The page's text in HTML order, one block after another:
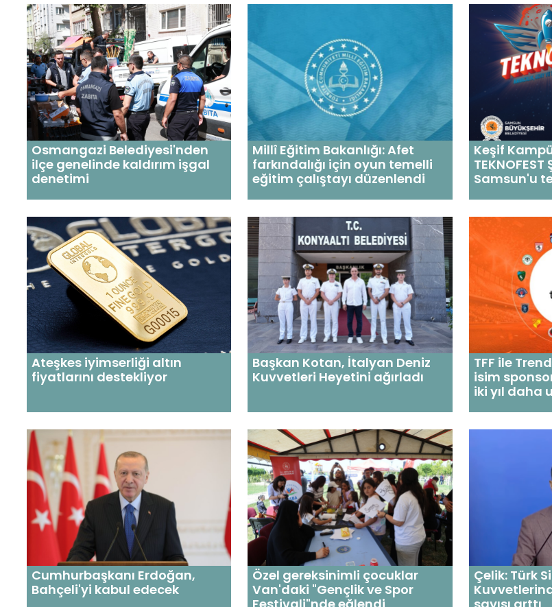
Osmangazi Belediyesi'nden
ilçe genelinde kaldırım işgal
denetimi
Millî Eğitim Bakanlığı: Afet
farkındalığı için oyun temelli
eğitim çalıştayı düzenlendi
Keşif
Samsun'u
Ateşkes iyimserliği altın
fiyatlarını destekliyor
Başkan Kotan, İtalyan Deniz
Kuvvetleri Heyetini ağırladı
TFF ile
isim
iki yıl daha
Cumhurbaşkanı Erdoğan,
Bahçeli'yi kabul edecek
Özel gereksinimli çocuklar
Van'daki "Gençlik ve Spor
Çelik: Türk